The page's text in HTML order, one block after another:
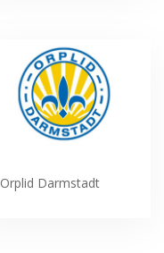
Orplid Darmstadt